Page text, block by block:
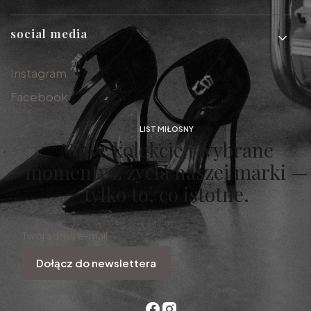
social media
Instagram
Facebook
LIST MIŁOSNY
Nowe kolekcje i wybrane
momenty z życia naszej marki —
tylko to, co istotne.
Twój adres e-mail
Dołącz do newslettera